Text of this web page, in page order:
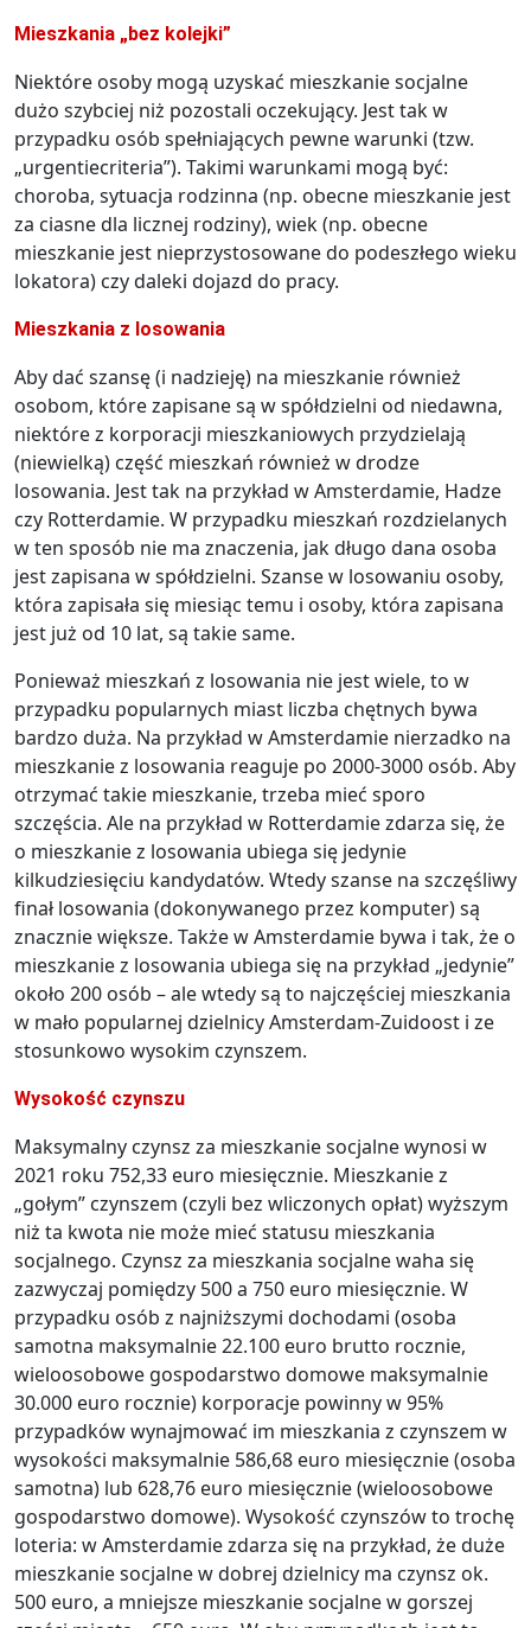
Mieszkania „bez kolejki”
Niektóre osoby mogą uzyskać mieszkanie socjalne
dużo szybciej niż pozostali oczekujący. Jest tak w
przypadku osób spełniających pewne warunki (tzw.
„urgentiecriteria”). Takimi warunkami mogą być:
choroba, sytuacja rodzinna (np. obecne mieszkanie jest
za ciasne dla licznej rodziny), wiek (np. obecne
mieszkanie jest nieprzystosowane do podeszłego wieku
lokatora) czy daleki dojazd do pracy.
Mieszkania z losowania
Aby dać szansę (i nadzieję) na mieszkanie również
osobom, które zapisane są w spółdzielni od niedawna,
niektóre z korporacji mieszkaniowych przydzielają
(niewielką) część mieszkań również w drodze
losowania. Jest tak na przykład w Amsterdamie, Hadze
czy Rotterdamie. W przypadku mieszkań rozdzielanych
w ten sposób nie ma znaczenia, jak długo dana osoba
jest zapisana w spółdzielni. Szanse w losowaniu osoby,
która zapisała się miesiąc temu i osoby, która zapisana
jest już od 10 lat, są takie same.
Ponieważ mieszkań z losowania nie jest wiele, to w
przypadku popularnych miast liczba chętnych bywa
bardzo duża. Na przykład w Amsterdamie nierzadko na
mieszkanie z losowania reaguje po 2000-3000 osób. Aby
otrzymać takie mieszkanie, trzeba mieć sporo
szczęścia. Ale na przykład w Rotterdamie zdarza się, że
o mieszkanie z losowania ubiega się jedynie
kilkudziesięciu kandydatów. Wtedy szanse na szczęśliwy
finał losowania (dokonywanego przez komputer) są
znacznie większe. Także w Amsterdamie bywa i tak, że o
mieszkanie z losowania ubiega się na przykład „jedynie”
około 200 osób – ale wtedy są to najczęściej mieszkania
w mało popularnej dzielnicy Amsterdam-Zuidoost i ze
stosunkowo wysokim czynszem.
Wysokość czynszu
Maksymalny czynsz za mieszkanie socjalne wynosi w
2021 roku 752,33 euro miesięcznie. Mieszkanie z
„gołym” czynszem (czyli bez wliczonych opłat) wyższym
niż ta kwota nie może mieć statusu mieszkania
socjalnego. Czynsz za mieszkania socjalne waha się
zazwyczaj pomiędzy 500 a 750 euro miesięcznie. W
przypadku osób z najniższymi dochodami (osoba
samotna maksymalnie 22.100 euro brutto rocznie,
wieloosobowe gospodarstwo domowe maksymalnie
30.000 euro rocznie) korporacje powinny w 95%
przypadków wynajmować im mieszkania z czynszem w
wysokości maksymalnie 586,68 euro miesięcznie (osoba
samotna) lub 628,76 euro miesięcznie (wieloosobowe
gospodarstwo domowe). Wysokość czynszów to trochę
loteria: w Amsterdamie zdarza się na przykład, że duże
mieszkanie socjalne w dobrej dzielnicy ma czynsz ok.
500 euro, a mniejsze mieszkanie socjalne w gorszej